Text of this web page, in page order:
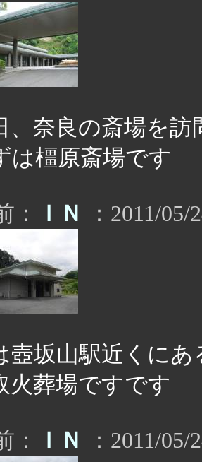
、奈良の斎場を訪
は橿原斎場です
： ＩＮ ：2011/
壺坂山駅近くにあ
火葬場ですです
： ＩＮ ：2011/